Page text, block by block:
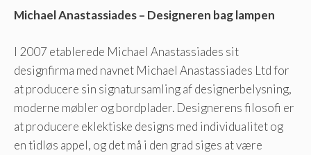
Michael Anastassiades – Designeren bag lampen
I 2007 etablerede Michael Anastassiades sit
designfirma med navnet Michael Anastassiades Ltd for
at producere sin signatursamling af designerbelysning,
moderne møbler og bordplader. Designerens filosofi er
at producere eklektiske designs med individualitet og
en tidløs appel, og det må i den grad siges at være